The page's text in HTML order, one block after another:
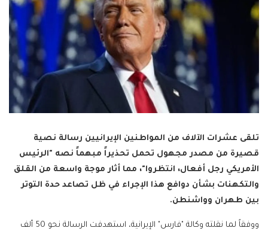
تلقى عشرات الآلاف من المواطنين الإيرانيين رسالة نصية
قصيرة من مصدر مجهول تحمل تحذيراً مبهماً نصه "الرئيس
الأمريكي رجل أفعال، انتظروا"، مما أثار موجة واسعة من القلق
والتكهنات بشأن دوافع هذا الإجراء في ظل تصاعد حدة التوتر
بين طهران وواشنطن.
ووفقاً لما نقلته وكالة "فارس" الإيرانية، استهدفت الرسالة نحو 50 ألف